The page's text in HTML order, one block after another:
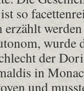
so
erzählt
wurde
der
in
und